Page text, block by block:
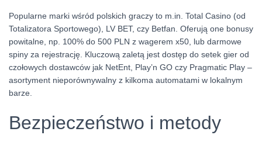
Popularne marki wśród polskich graczy to m.in. Total Casino (od
Totalizatora Sportowego), LV BET, czy Betfan. Oferują one bonusy
powitalne, np. 100% do 500 PLN z wagerem x50, lub darmowe
spiny za rejestrację. Kluczową zaletą jest dostęp do setek gier od
czołowych dostawców jak NetEnt, Play’n GO czy Pragmatic Play –
asortyment nieporównywalny z kilkoma automatami w lokalnym
barze.
Bezpieczeństwo i metody